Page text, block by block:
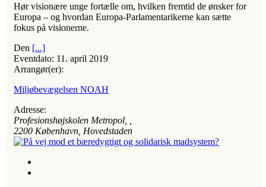
Hør visionære unge fortælle om, hvilken fremtid de ønsker for
Europa – og hvordan Europa-Parlamentarikerne kan sætte
fokus på visionerne.
Den [...]
Eventdato: 11. april 2019
Arrangør(er):
Miljøbevægelsen NOAH
Adresse:
Profesionshøjskolen Metropol
2200 København, Hovedstaden